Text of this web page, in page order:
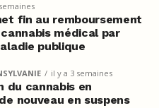
fin au remboursement
médical par
publique
il y a 3 semaines
du cannabis en
nouveau en suspens